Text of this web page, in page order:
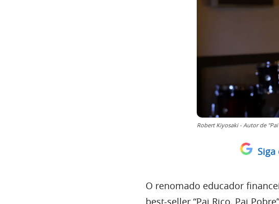
Robert Kiyosaki - Autor de
O renomado educador
best-seller “Pai Rico, Pai